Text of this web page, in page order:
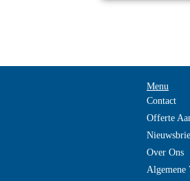
Menu
Contact
Offerte
Over Ons
Algemene